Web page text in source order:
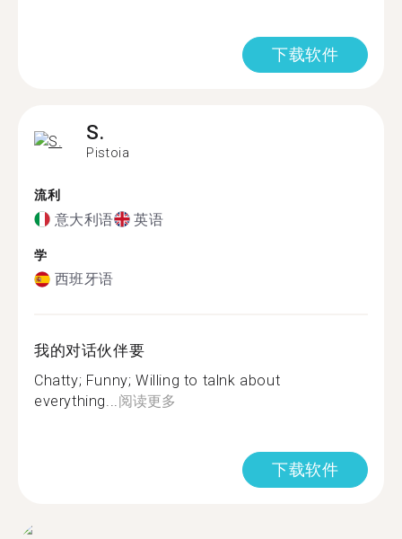
下载软件
S.
Pistoia
流利
意大利语 英语
学
西班牙语
我的对话伙伴要
Chatty; Funny; Willing to talnk about
everything...阅读更多
下载软件